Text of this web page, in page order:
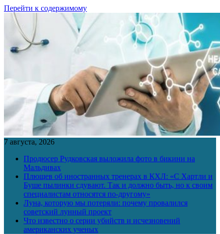
Перейти к содержимому
7 августа, 2026
Продюсер Рудковская выложила фото в бикини на
Мальдивах
Плющев об иностранных тренерах в КХЛ: «С Хартли и
Буше пылинки сдувают. Так и должно быть, но к своим
специалистам относятся по-другому»
Луна, которую мы потеряли: почему провалился
советский лунный проект
Что известно о серии убийств и исчезновений
американских ученых